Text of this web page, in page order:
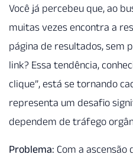
Você já percebeu que, ao
muitas vezes encontra a
página de resultados, sem
link? Essa tendência,
clique”, está se tornando
representa um desafio
dependem de tráfego
Problema: Com a ascensão